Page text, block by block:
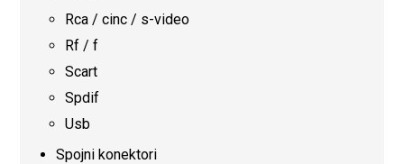
Rca / cinc / s-video
Rf / f
Scart
Spdif
Usb
Spojni konektori